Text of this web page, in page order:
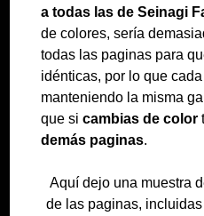
a todas las de Seinagi
de colores, sería
todas las paginas para
idénticas, por lo que
manteniendo la misma
que sicambias de color
demás paginas.
Aquí dejo una muestra
de las paginas,